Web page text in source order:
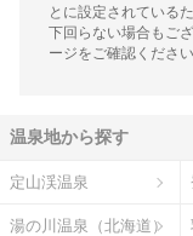
とに設定されている
下回らない場合もご
ージをご確認ください
温泉地から探す
定山渓温泉
湯の川温泉（北海道）